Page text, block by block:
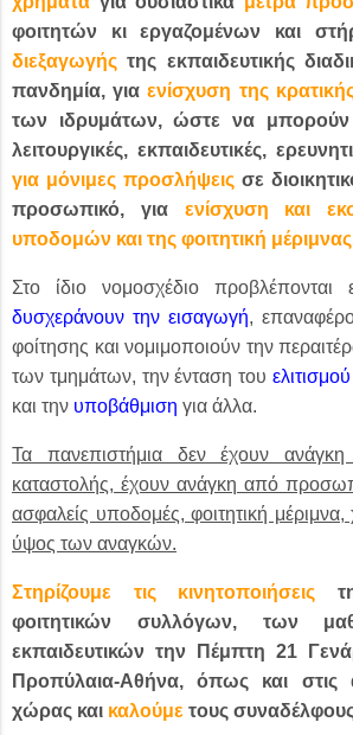
φοιτητών κι εργαζομένων και
διεξαγωγής της εκπαιδευτικής
πανδημία, γιαενίσχυση της
των ιδρυμάτων, ώστε να μπορούν
λειτουργικές, εκπαιδευτικές,
για μόνιμες προσλήψεις σε
προσωπικό, για ενίσχυση και
υποδομών και της φοιτητική μέριμνας
Στο ίδιο νομοσχέδιο
δυσχεράνουν την εισαγωγή,
φοίτησης και νομιμοποιούν την
των τμημάτων, την ένταση του ελιτισμού
και την υποβάθμιση για άλλα.
Τα πανεπιστήμια δεν έχουν
καταστολής, έχουν ανάγκη από
ασφαλείς υποδομές, φοιτητική
ύψος των αναγκών.
Στηρίζουμε τις κινητοποιήσεις
φοιτητικών συλλόγων, των
εκπαιδευτικών την
Πέμπτη 21
Προπύλαια-Αθήνα, όπως και στις
χώρας και καλούμε τους